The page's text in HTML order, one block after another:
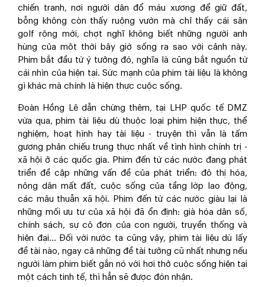
chiến tranh, nơi người dân đổ máu xương để giữ đất,
bỗng không còn thấy ruộng vườn mà chỉ thấy cái sân
golf rộng mới, chợt nghĩ không biết những người anh
hùng của một thời bây giờ sống ra sao với cảnh này.
Phim bắt đầu từ ý tưởng đó, nghĩa là cũng bắt nguồn từ
cái nhìn của hiện tại. Sức mạnh của phim tài liệu là không
gì khác mà chính là hiện thực cuộc sống.
Đoàn Hồng Lê dẫn chứng thêm, tại LHP quốc tế DMZ
vừa qua, phim tài liệu dù thuộc loại phim hiện thực, thể
nghiệm, hoạt hình hay tài liệu - truyện thì vẫn là tấm
gương phản chiếu trung thực nhất về tình hình chính trị -
xã hội ở các quốc gia. Phim đến từ các nước đang phát
triển đề cập những vấn đề của phát triển: đô thị hóa,
nông dân mất đất, cuộc sống của tầng lớp lao động,
các mâu thuẫn xã hội. Phim đến từ các nước giàu lại là
những mối ưu tư của xã hội đã ổn định: già hóa dân số,
chính sách, sự cô đơn của con người, truyền thống và
hiện đại... Đối với nước ta cũng vậy, phim tài liệu dù lấy
đề tài nào, ngay cả những đề tài tưởng cũ nhất nhưng nếu
người làm phim biết gắn nó với hơi thở cuộc sống hiện tại
một cách tinh tế, thì hẳn sẽ được đón nhận.